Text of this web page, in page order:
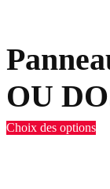
OU
Choix des options